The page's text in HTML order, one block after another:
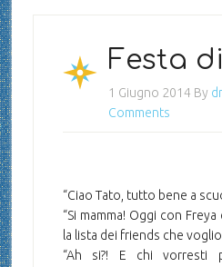
Festa
1 Giugno 2014 By
Comments
“Ciao Tato, tutto bene a
“Si mamma! Oggi con
la lista dei friends che
“Ah si?! E chi